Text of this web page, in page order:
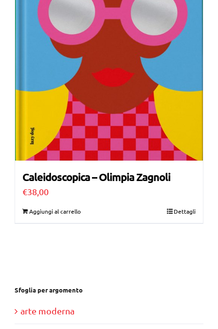
Caleidoscopica – Olimpia Zagnoli
€38,00
Aggiungi al carrello Dettagli
Sfoglia per argomento
arte moderna